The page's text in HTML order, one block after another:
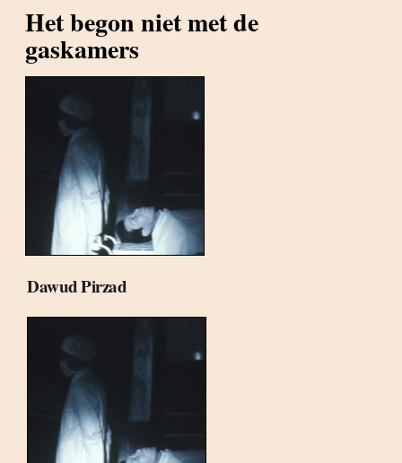
Het begon niet met de
gaskamers
Dawud Pirzad